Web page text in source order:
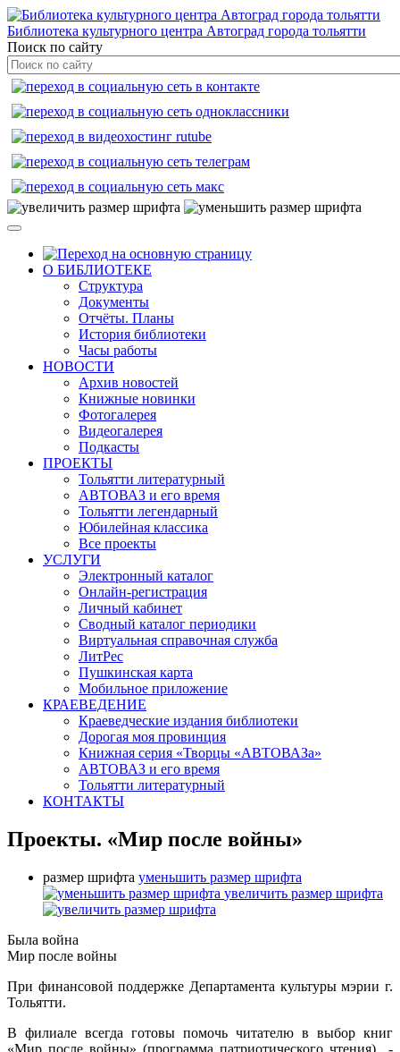
Библиотека культурного центра Автоград города тольятти
Поиск по сайту
О БИБЛИОТЕКЕ
Структура
Документы
Отчёты. Планы
История библиотеки
Часы работы
НОВОСТИ
Архив новостей
Книжные новинки
Фотогалерея
Видеогалерея
Подкасты
ПРОЕКТЫ
Тольятти литературный
АВТОВАЗ и его время
Тольятти легендарный
Юбилейная классика
Все проекты
УСЛУГИ
Электронный каталог
Онлайн-регистрация
Личный кабинет
Сводный каталог периодики
Виртуальная справочная служба
ЛитРес
Пушкинская карта
Мобильное приложение
КРАЕВЕДЕНИЕ
Краеведческие издания библиотеки
Дорогая моя провинция
Книжная серия «Творцы «АВТОВАЗа»
АВТОВАЗ и его время
Тольятти литературный
КОНТАКТЫ
Проекты. «Мир после войны»
размер шрифта уменьшить размер шрифта
увеличить размер шрифта
Была война
Мир после войны
При финансовой поддержке Департамента культуры мэрии г.
Тольятти.
В филиале всегда готовы помочь читателю в выбор книг
«Мир после войны» (программа патриотического чтения) -